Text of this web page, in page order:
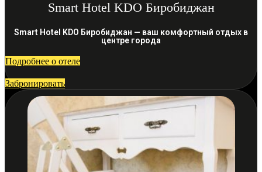
Smart Hotel KDO Биробиджан
Smart Hotel KDO Биробиджан — ваш комфортный отдых в
центре города
Подробнее о отеле
Забронировать